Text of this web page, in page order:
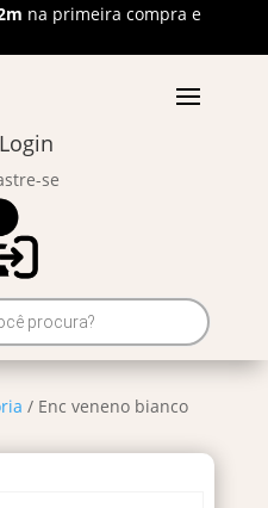
na primeira compra e
se
/ Enc veneno bianco